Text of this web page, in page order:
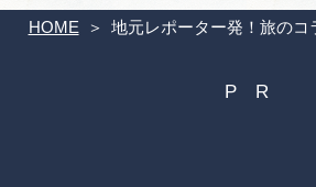
HOME 地元レポーター発！旅のコ